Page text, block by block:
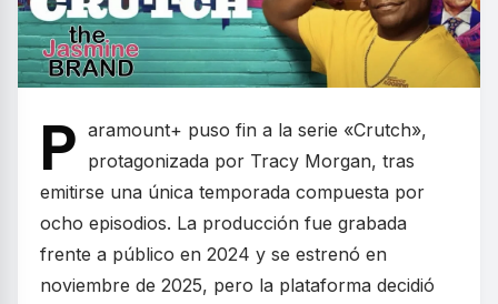
P aramount+ puso fin a la serie «Crutch»,
protagonizada por Tracy Morgan, tras
emitirse una única temporada compuesta por
ocho episodios. La producción fue grabada
frente a público en 2024 y se estrenó en
noviembre de 2025, pero la plataforma decidió